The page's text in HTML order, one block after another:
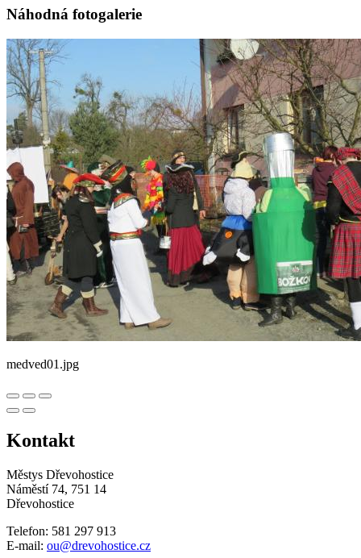
Náhodná fotogalerie
medved01.jpg
Kontakt
Městys Dřevohostice
Náměstí 74, 751 14
Dřevohostice
Telefon: 581 297 913
E-mail: ou@drevohostice.cz